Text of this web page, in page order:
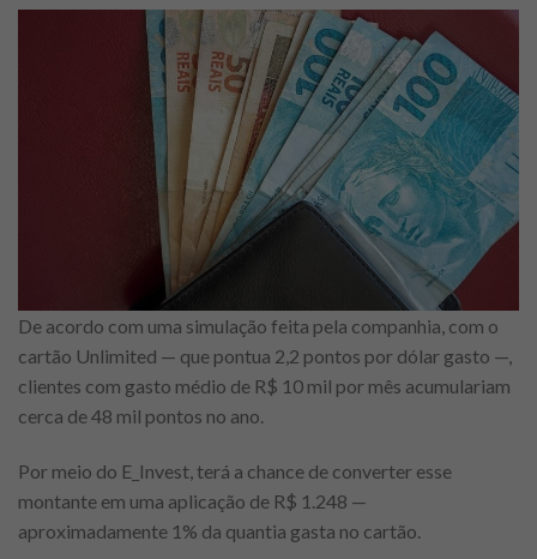
De acordo com uma simulação feita pela companhia, com o
cartão Unlimited — que pontua 2,2 pontos por dólar gasto —,
clientes com gasto médio de R$ 10 mil por mês acumulariam
cerca de 48 mil pontos no ano.
Por meio do E_Invest, terá a chance de converter esse
montante em uma aplicação de R$ 1.248 —
aproximadamente 1% da quantia gasta no cartão.